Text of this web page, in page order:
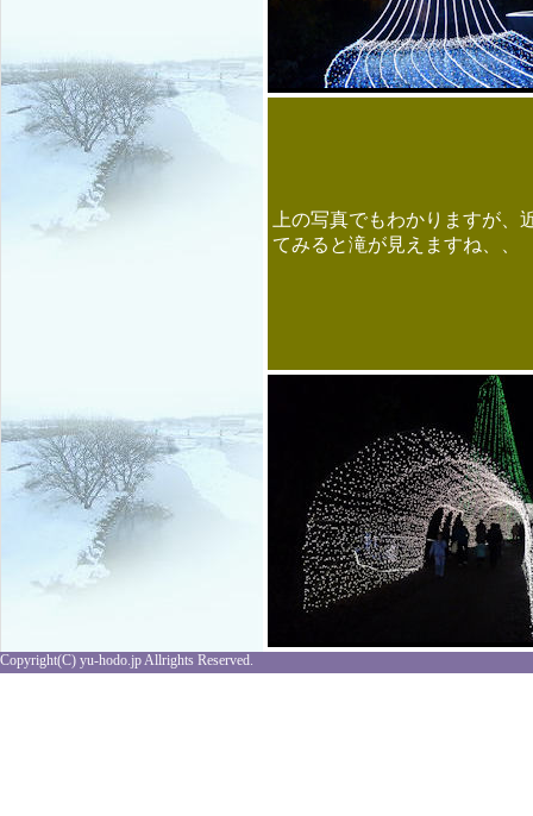
上の写真でもわかりますが、
てみると滝が見えますね、、
Copyright(C) yu-hodo.jp Allrights Reserved.